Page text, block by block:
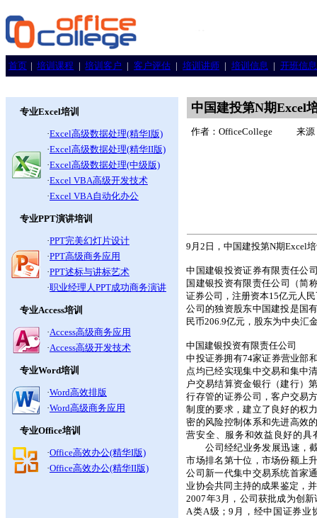
首页 | 培训课程 | 培训客户 | 客户评估 | 培训讲师 | 培训信息 | 开班信息
专业Excel培训
·Excel高级数据处理(精华I版)
·Excel高级数据处理(精华II版)
·Excel高级数据处理(中级版)
·Excel VBA高级开发技术
·Excel VBA自动化办公
专业PPT演讲培训
·PPT完美幻灯片设计
·PPT高级商务应用
·PPT述标与讲标艺术
·职业经理人PPT成功商务演讲
专业Access培训
·Access高级商务应用
·Access高级开发技术
专业Word培训
·Word高效排版
·Word高级商务应用
专业Office培训
·Office高效办公(精华I版)
·Office高效办公(精华II版)
中国建投第N期Excel
作者：OfficeCollege 来源
9月2日，中国建投第N期Excel
中国建银投资证券有限责任公
国建银投资有限责任公司（简
证券公司，注册资本15亿元人
公司的独资股东中国建投是国
民币206.9亿元，股东为中
中国建银投资有限责任公司
中投证券拥有74家证券营业部
点均已经实现集中交易和集中
户交易结算资金银行（建行）
行存管的证券公司，客户交易
制度的要求，建立了良好的权
密的风险控制体系和先进高效
营安全、服务和效益良好的具
公司经纪业务发展迅速，截
市场排名第十位，市场份额上
公司新一代集中交易系统首家
业协会共同主持的成果鉴定
2007年3月，公司获批成为创
A类A级；9月，经中国证券业